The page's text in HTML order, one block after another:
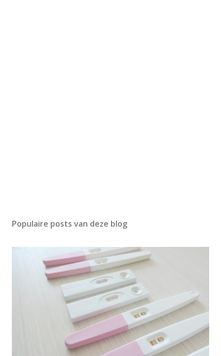
Populaire posts van deze blog